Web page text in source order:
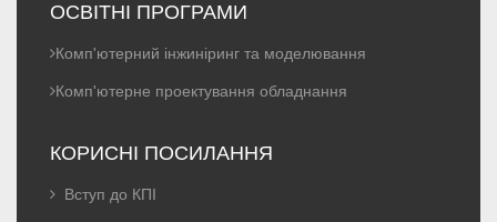
ОСВІТНІ ПРОГРАМИ
Комп'ютерний інжиніринг та моделювання
Комп'ютерне проектування обладнання
КОРИСНІ ПОСИЛАННЯ
Вступ до КПІ